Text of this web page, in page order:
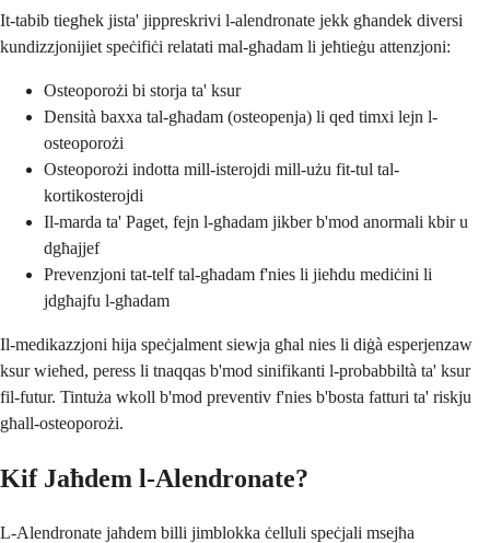
It-tabib tiegħek jista' jippreskrivi l-alendronate jekk għandek diversi
kundizzjonijiet speċifiċi relatati mal-għadam li jeħtieġu attenzjoni:
Osteoporożi bi storja ta' ksur
Densità baxxa tal-għadam (osteopenja) li qed timxi lejn l-
osteoporożi
Osteoporożi indotta mill-isterojdi mill-użu fit-tul tal-
kortikosterojdi
Il-marda ta' Paget, fejn l-għadam jikber b'mod anormali kbir u
dgħajjef
Prevenzjoni tat-telf tal-għadam f'nies li jieħdu mediċini li
jdgħajfu l-għadam
Il-medikazzjoni hija speċjalment siewja għal nies li diġà esperjenzaw
ksur wieħed, peress li tnaqqas b'mod sinifikanti l-probabbiltà ta' ksur
fil-futur. Tintuża wkoll b'mod preventiv f'nies b'bosta fatturi ta' riskju
għall-osteoporożi.
Kif Jaħdem l-Alendronate?
L-Alendronate jaħdem billi jimblokka ċelluli speċjali msejħa